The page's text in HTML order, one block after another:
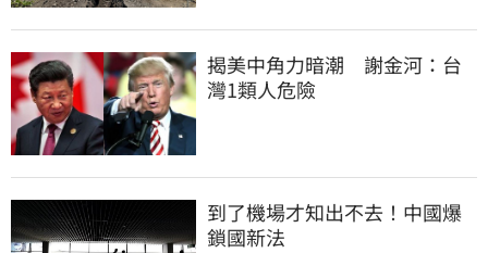
揭美中角力暗潮　謝金河：台
灣1類人危險
到了機場才知出不去！中國爆
鎖國新法